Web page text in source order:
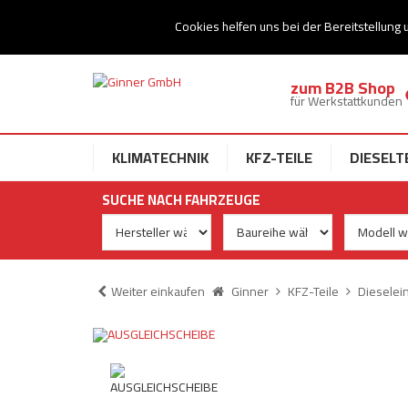
Cookies helfen uns bei der Bereitstellung
Ihr Speziallist für Dieseltechnik
zum B2B Shop
für Werkstattkunden
KLIMATECHNIK KFZ-TEILE
SUCHE NACH FAHRZEUGE
Weiter einkaufen Ginner KFZ-Teile